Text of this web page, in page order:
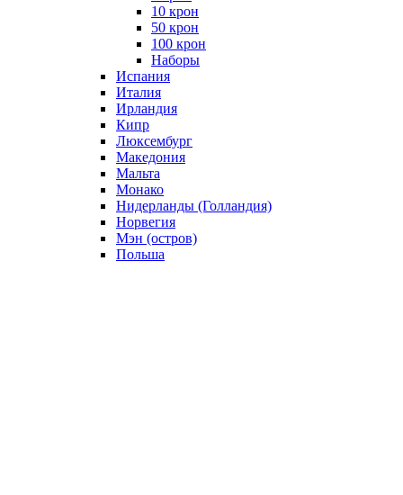
10 крон
50 крон
100 крон
Наборы
Испания
Италия
Ирландия
Кипр
Люксембург
Македония
Мальта
Монако
Нидерланды (Голландия)
Норвегия
Мэн (остров)
Польша